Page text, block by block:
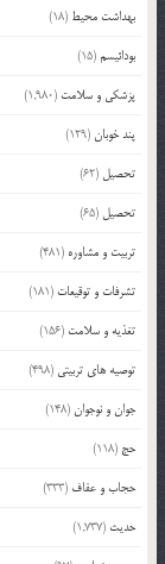
بهداشت محیط (18)
بودائیسم(15)
پزشکی و سلامت (1,980)
پند خوبان(129)
تحصیل (62)
تحصیل (65)
تربیت و مشاوره (481)
تشرفات و توقیعات (181)
تغذیه و سلامت (156)
توصیه های تربیتی (498)
جوان و نوجوان(148)
حج (118)
حجاب و عفاف (333)
حدیث (1,737)